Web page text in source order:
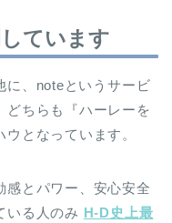
ています
に、noteというサービ
どちらも『ハーレーを
となっています。
感とパワー、安心安全
いる人のみ H-D史上最